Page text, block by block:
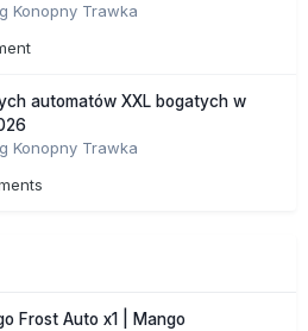
Konopny Trawka
automatów XXL bogatych w
Konopny Trawka
Frost Auto x1 | Mango